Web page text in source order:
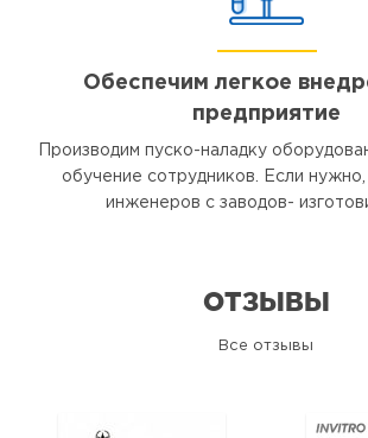
Обеспечим легкое
предприятие
Производим пуско-наладку
обучение сотрудников. Если
инженеров с заводов-
ОТЗЫВЫ
Все отзывы